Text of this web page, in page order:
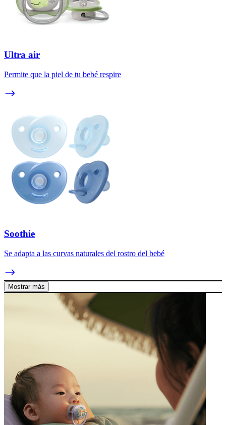
Ultra air
Permite que la piel de tu bebé respire
Soothie
Se adapta a las curvas naturales del rostro del bebé
Mostrar más